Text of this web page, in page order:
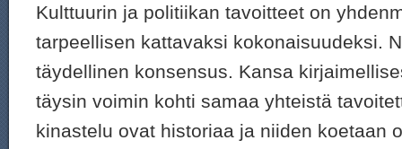
Kulttuurin ja politiikan tavoitteet on
tarpeellisen kattavaksi kokonaisuudeksi.
täydellinen konsensus. Kansa
täysin voimin kohti samaa yhteistä
kinastelu ovat historiaa ja niiden koetaan